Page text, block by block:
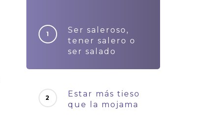
Ser saleroso,
tener salero o
ser salado
Estar más tieso
que la mojama